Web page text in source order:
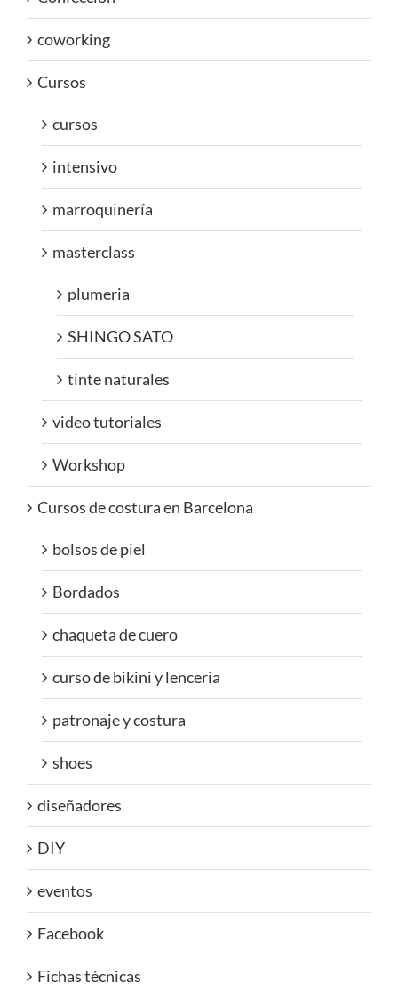
coworking
Cursos
cursos
intensivo
marroquinería
masterclass
plumeria
SHINGO SATO
tinte naturales
video tutoriales
Workshop
Cursos de costura en Barcelona
bolsos de piel
Bordados
chaqueta de cuero
curso de bikini y lenceria
patronaje y costura
shoes
diseñadores
DIY
eventos
Facebook
Fichas técnicas